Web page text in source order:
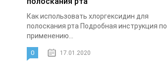
Как использовать хлоргексидин для
полоскания рта Подробная инструкция по
применению...
0 17.01.2020